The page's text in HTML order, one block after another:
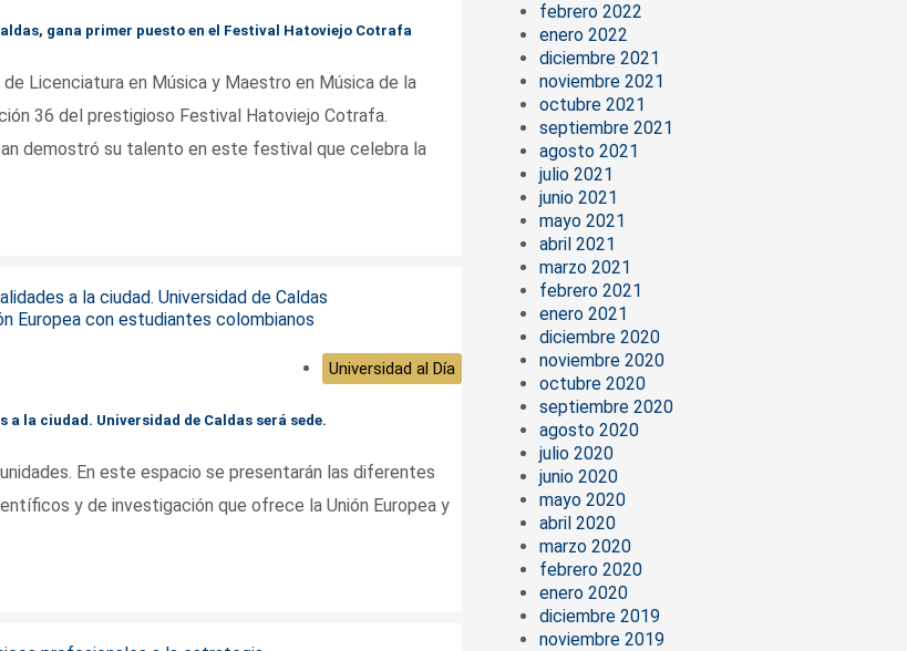
gana primer puesto en el Festival Hatoviejo Cotrafa
Licenciatura en Música y Maestro en Música de la
36 del prestigioso Festival Hatoviejo Cotrafa.
demostró su talento en este festival que celebra la
Universidad al Día
la ciudad. Universidad de Caldas será sede.
En este espacio se presentarán las diferentes
y de investigación que ofrece la Unión Europea y
febrero 2022
enero 2022
diciembre 2021
noviembre 2021
octubre 2021
septiembre 2021
agosto 2021
julio 2021
junio 2021
mayo 2021
abril 2021
marzo 2021
febrero 2021
enero 2021
diciembre 2020
noviembre 2020
octubre 2020
septiembre 2020
agosto 2020
julio 2020
junio 2020
mayo 2020
abril 2020
marzo 2020
febrero 2020
enero 2020
diciembre 2019
noviembre 2019